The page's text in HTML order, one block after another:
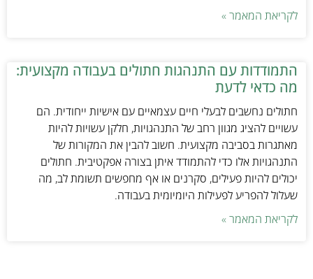
לקריאת המאמר »
התמודדות עם התנהגות חתולים בעבודה מקצועית:
מה כדאי לדעת
חתולים נחשבים לבעלי חיים עצמאיים עם אישיות ייחודית. הם
עשויים להציג מגוון רחב של התנהגויות, חלקן עשויות להיות
מאתגרות בסביבה מקצועית. חשוב להבין את המקורות של
התנהגויות אלו כדי להתמודד איתן בצורה אפקטיבית. חתולים
יכולים להיות פעילים, סקרנים או אף מחפשים תשומת לב, מה
שעלול להפריע לפעילות היומיומית בעבודה.
לקריאת המאמר »